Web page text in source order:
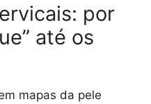
por
até os
mapas da pele